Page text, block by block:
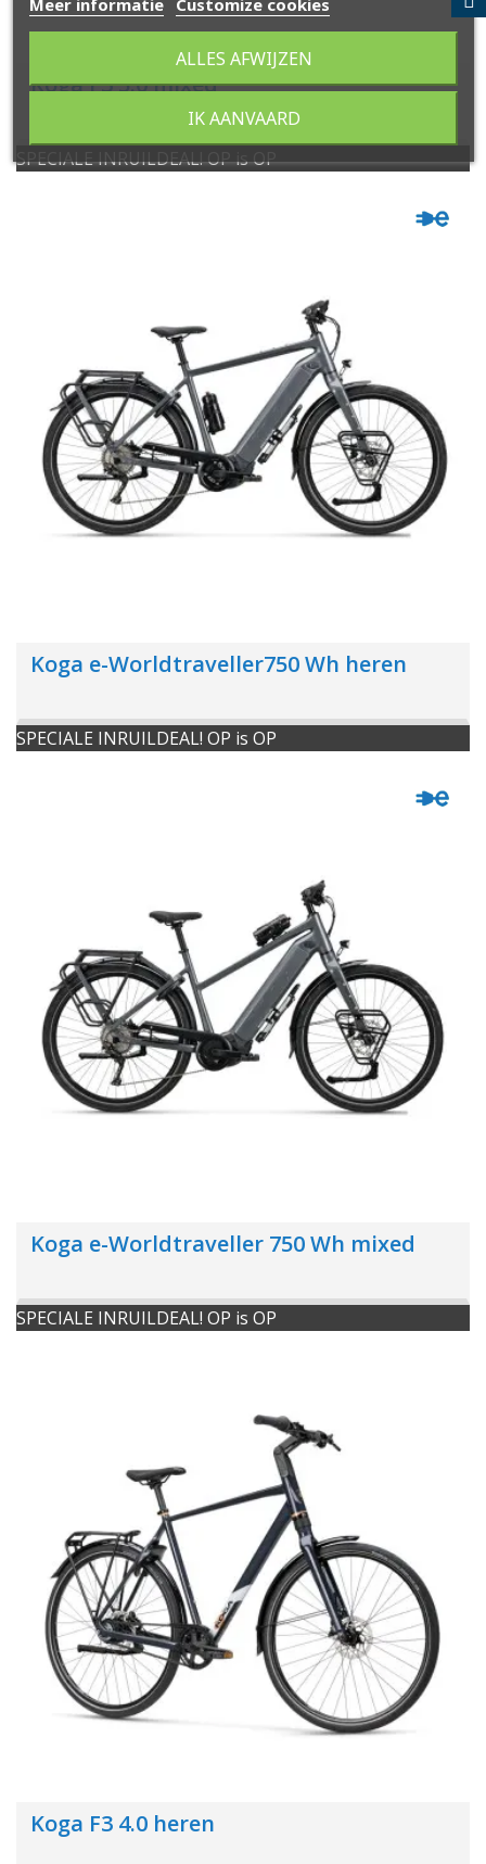
Koga F3 5.0 mixed
SPECIALE INRUILDEAL! OP is OP
Koga e-Worldtraveller750 Wh heren
SPECIALE INRUILDEAL! OP is OP
Koga e-Worldtraveller 750 Wh mixed
SPECIALE INRUILDEAL! OP is OP
Koga F3 4.0 heren
Meer informatie Customize cookies
ALLES AFWIJZEN
IK AANVAARD